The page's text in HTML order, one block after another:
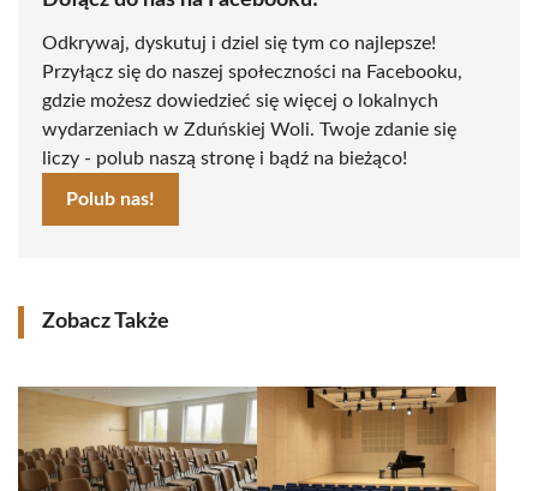
Odkrywaj, dyskutuj i dziel się tym co najlepsze!
Przyłącz się do naszej społeczności na Facebooku,
gdzie możesz dowiedzieć się więcej o lokalnych
wydarzeniach w Zduńskiej Woli. Twoje zdanie się
liczy - polub naszą stronę i bądź na bieżąco!
Polub nas!
Zobacz Także